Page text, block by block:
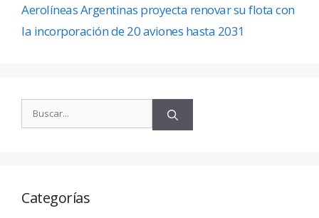
Aerolíneas Argentinas proyecta renovar su flota con
la incorporación de 20 aviones hasta 2031
Categorías